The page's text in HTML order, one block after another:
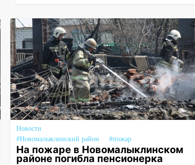
Новости
#Новомалыклинский район
#пожар
На пожаре в Новомалыклинском
районе погибла пенсионерка